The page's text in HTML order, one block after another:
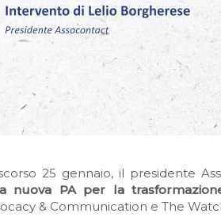
25 gennaio, il presidente
nuova PA per la
& Communication e The